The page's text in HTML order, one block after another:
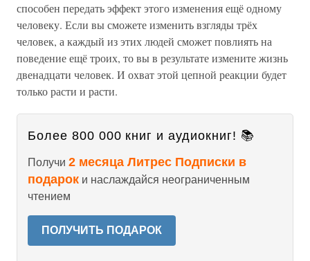
способен передать эффект этого изменения ещё одному
человеку. Если вы сможете изменить взгляды трёх
человек, а каждый из этих людей сможет повлиять на
поведение ещё троих, то вы в результате измените жизнь
двенадцати человек. И охват этой цепной реакции будет
только расти и расти.
Более 800 000 книг и аудиокниг! 📚
Получи 2 месяца Литрес Подписки в
подарок и наслаждайся неограниченным
чтением
ПОЛУЧИТЬ ПОДАРОК